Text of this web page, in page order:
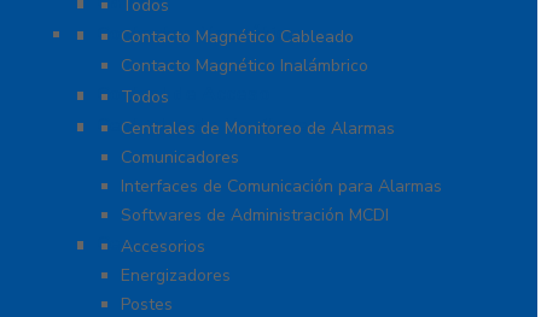
Todos
Contactos Magnéticos
Contacto Magnético Cableado
Contacto Magnético Inalámbrico
Control de Acceso
Todos
Centrales de Monitoreo
Centrales de Monitoreo de Alarmas
Comunicadores
Interfaces de Comunicación para Alarmas
Softwares de Administración MCDI
Cercas
Accesorios
Energizadores
Postes